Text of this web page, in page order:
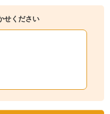
せください